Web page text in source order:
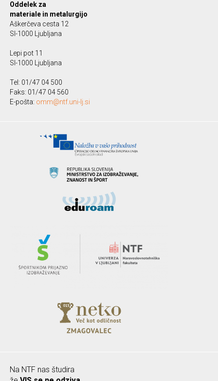
Oddelek za
materiale in metalurgijo
Aškerčeva cesta 12
SI-1000 Ljubljana
Lepi pot 11
SI-1000 Ljubljana
Tel: 01/47 04 500
Faks: 01/47 04 560
E-pošta: omm@ntf.uni-lj.si
Na NTF nas študira